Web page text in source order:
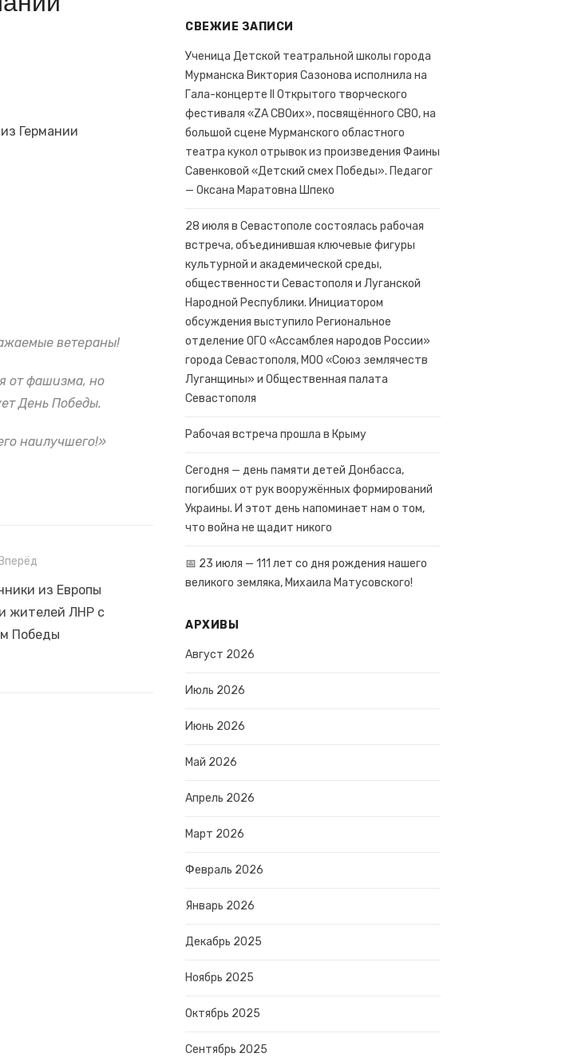
страны и всего человечества
развитии воссоединенных субъектов России.
Германии
ветераны!
от фашизма, но
День Победы.
наилучшего!»
Вперёд
из Европы
жителей ЛНР с
Победы
СВЕЖИЕ ЗАПИСИ
Ученица Детской театральной школы города
Мурманска Виктория Сазонова исполнила на
Гала-концерте II Открытого творческого
фестиваля «ZA СВОих», посвящённого СВО, на
большой сцене Мурманского областного
театра кукол отрывок из произведения Фаины
Савенковой «Детский смех Победы». Педагог
— Оксана Маратовна Шпеко
28 июля в Севастополе состоялась рабочая
встреча, объединившая ключевые фигуры
культурной и академической среды,
общественности Севастополя и Луганской
Народной Республики. Инициатором
обсуждения выступило Региональное
отделение ОГО «Ассамблея народов России»
города Севастополя, МОО «Союз землячеств
Луганщины» и Общественная палата
Севастополя
Рабочая встреча прошла в Крыму
Сегодня — день памяти детей Донбасса,
погибших от рук вооружённых формирований
Украины. И этот день напоминает нам о том,
что война не щадит никого
📅 23 июля — 111 лет со дня рождения нашего
великого земляка, Михаила Матусовского!
АРХИВЫ
Август 2026
Июль 2026
Июнь 2026
Май 2026
Апрель 2026
Март 2026
Февраль 2026
Январь 2026
Декабрь 2025
Ноябрь 2025
Октябрь 2025
Сентябрь 2025